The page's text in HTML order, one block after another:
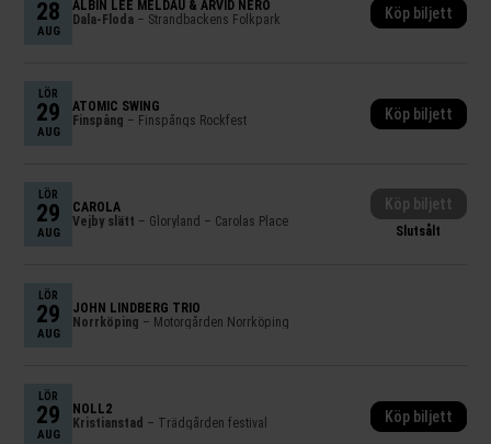
28
AUG
ALBIN LEE MELDAU & ARVID NERO
Dala-Floda – Strandbackens Folkpark Köp biljett
LÖR
29
AUG
ATOMIC SWING
Finspång – Finspångs Rockfest Köp biljett
LÖR
29
AUG
CAROLA
Vejby slätt – Gloryland – Carolas Place
Slutsålt
Köp biljett
LÖR
29
AUG
JOHN LINDBERG TRIO
Norrköping – Motorgården Norrköping
LÖR
29
AUG
NOLL2
Kristianstad – Trädgården festival Köp biljett